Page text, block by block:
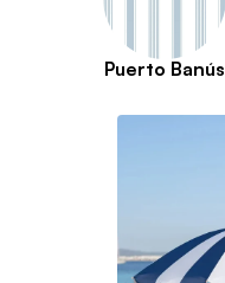
Puerto Banús